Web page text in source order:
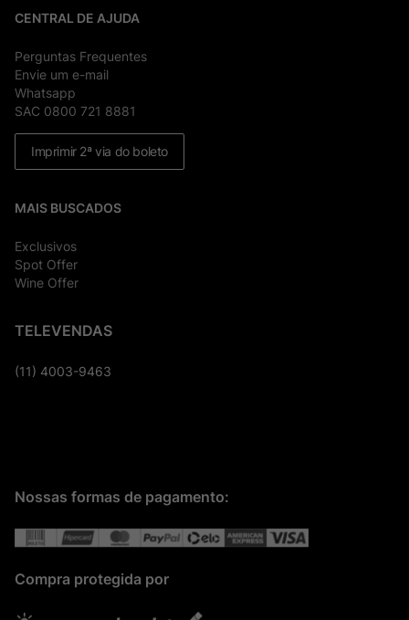
CENTRAL DE AJUDA
Perguntas Frequentes
Envie um e-mail
Whatsapp
SAC 0800 721 8881
Imprimir 2ª via do boleto
MAIS BUSCADOS
Exclusivos
Spot Offer
Wine Offer
TELEVENDAS
(11) 4003-9463
Nossas formas de pagamento:
Compra protegida por